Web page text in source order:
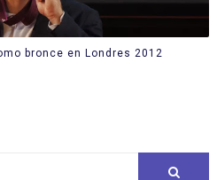
bronce en Londres 2012